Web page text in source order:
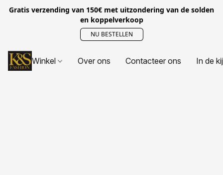
Gratis verzending van 150€ met uitzondering van de solden
en koppelverkoop
NU BESTELLEN
Winkel Over ons Contacteer ons In de